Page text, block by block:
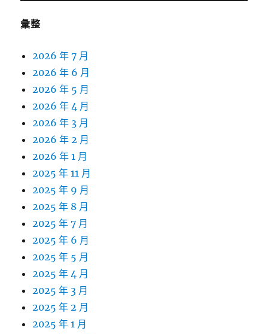
彙整
2026 年 7 月
2026 年 6 月
2026 年 5 月
2026 年 4 月
2026 年 3 月
2026 年 2 月
2026 年 1 月
2025 年 11 月
2025 年 9 月
2025 年 8 月
2025 年 7 月
2025 年 6 月
2025 年 5 月
2025 年 4 月
2025 年 3 月
2025 年 2 月
2025 年 1 月